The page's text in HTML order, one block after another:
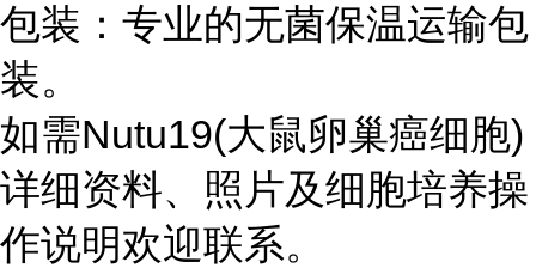
包装：专业的无菌保温运输包
装。
如需Nutu19(大鼠卵巢癌细胞)
详细资料、照片及细胞培养操
作说明欢迎联系。